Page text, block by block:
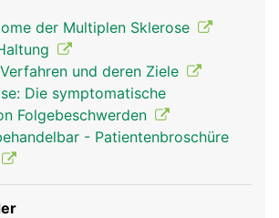
Die Regenbogenhaut (Iris), die
kann sich weiter öffnen
(Pupille) und so die Intensität des
regulieren. Die Sehrezeptoren
(Retina) an der Rückfläche des
das Licht in elektrische
die über den Sehnerven zum
Hirn geleitet werden und dort das
wir sehen. Dadurch dass der
besitzt, die von mehreren
der Multiplen Sklerose
und deren Ziele
Die symptomatische
Folgebeschwerden
- Patientenbroschüre